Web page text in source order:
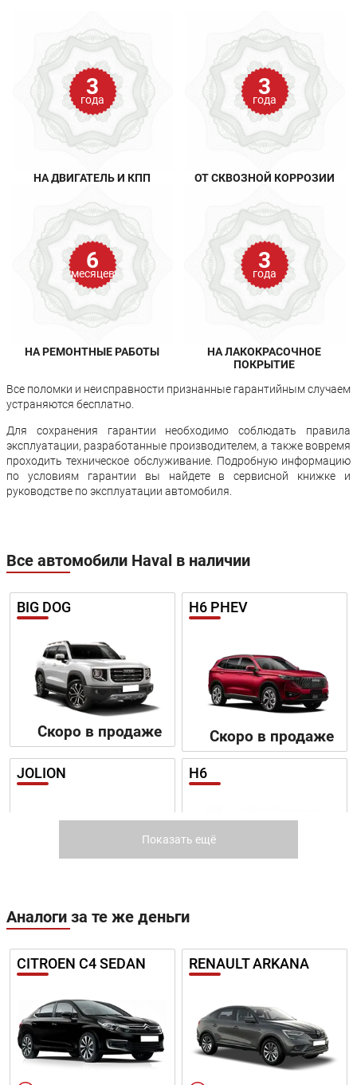
3
года
НА ДВИГАТЕЛЬ И КПП
3
года
ОТ СКВОЗНОЙ КОРРОЗИИ
6
месяцев
НА РЕМОНТНЫЕ РАБОТЫ
3
года
НА ЛАКОКРАСОЧНОЕ
ПОКРЫТИЕ
Все поломки и неисправности признанные гарантийным случаем
устраняются бесплатно.
Для сохранения гарантии необходимо соблюдать правила
эксплуатации, разработанные производителем, а также вовремя
проходить техническое обслуживание. Подробную информацию
по условиям гарантии вы найдете в сервисной книжке и
руководстве по эксплуатации автомобиля.
Все автомобили Haval в наличии
BIG DOG
Скоро в продаже
H6 PHEV
Скоро в продаже
JOLION
1 638 820 ₽
В кредит от:
H6
22 373 ₽/мес.
H3 F7
Показать ещё
Аналоги за те же деньги
CITROEN C4 SEDAN RENAULT ARKANA